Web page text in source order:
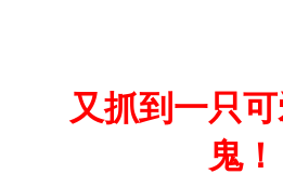
又抓到一只
鬼！